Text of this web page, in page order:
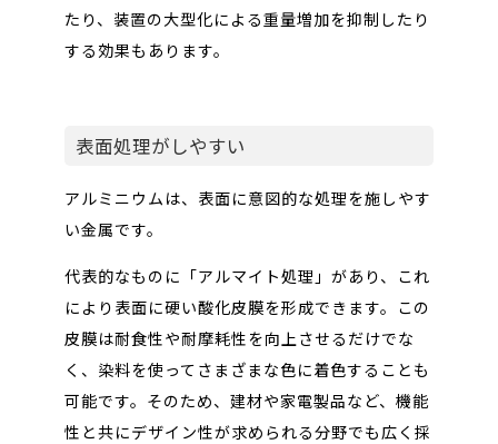
たり、装置の大型化による重量増加を抑制したり
する効果もあります。
表面処理がしやすい
アルミニウムは、表面に意図的な処理を施しやす
い金属です。
代表的なものに「アルマイト処理」があり、これ
により表面に硬い酸化皮膜を形成できます。この
皮膜は耐食性や耐摩耗性を向上させるだけでな
く、染料を使ってさまざまな色に着色することも
可能です。そのため、建材や家電製品など、機能
性と共にデザイン性が求められる分野でも広く採